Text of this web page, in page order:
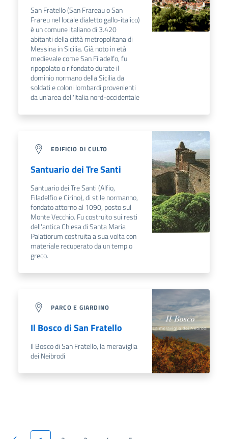
San Fratello (San Frareau o San
Frareu nel locale dialetto gallo-italico)
è un comune italiano di 3.420
abitanti della città metropolitana di
Messina in Sicilia. Già noto in età
medievale come San Filadelfo, fu
ripopolato o rifondato durate il
dominio normano della Sicilia da
soldati e coloni lombardi provenienti
da un'area dell'Italia nord-occidentale
EDIFICIO DI CULTO
Santuario dei Tre Santi
Santuario dei Tre Santi (Alfio,
Filadelfio e Cirino), di stile normanno,
fondato attorno al 1090, posto sul
Monte Vecchio. Fu costruito sui resti
dell'antica Chiesa di Santa Maria
Palatiorum costruita a sua volta con
materiale recuperato da un tempio
greco.
PARCO E GIARDINO
Il Bosco di San Fratello
Il Bosco di San Fratello, la meraviglia
dei Neibrodi